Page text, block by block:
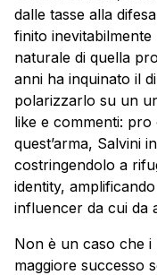
dalle tasse alla
finito
naturale di quella
anni ha inquinato il
polarizzarlo su un
like e commenti:
quest’arma, Salvini
costringendolo a
identity,
influencer da cui da
Non è un caso che
maggiore successo